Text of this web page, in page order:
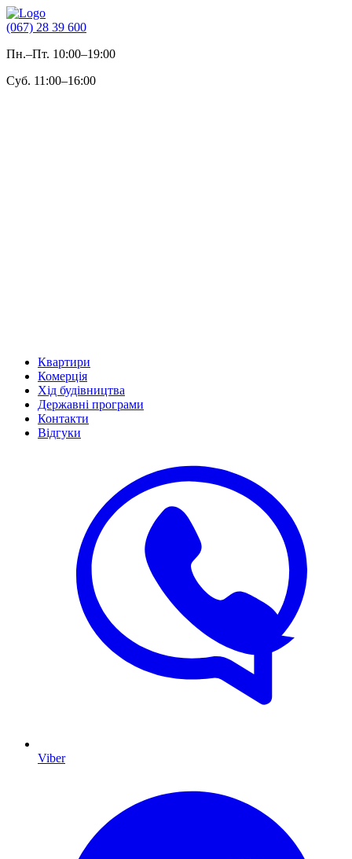
(067) 28 39 600
Пн.–Пт. 10:00–19:00
Суб. 11:00–16:00
Квартири
Комерція
Хід будівництва
Державні програми
Контакти
Відгуки
Viber